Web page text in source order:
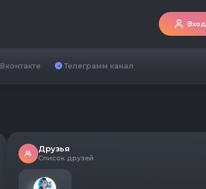
Вход
Телеграмм канал
Друзья
Список друзей